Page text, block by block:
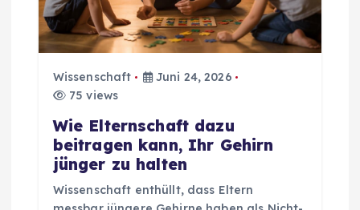
Wissenschaft
Juni 24, 2026
75 views
Wie Elternschaft dazu
beitragen kann, Ihr Gehirn
jünger zu halten
Wissenschaft enthüllt, dass Eltern